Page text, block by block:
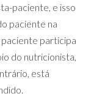
paciente, e isso
paciente na
participa
do nutricionista,
está